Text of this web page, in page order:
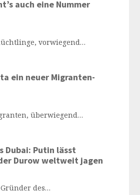
auch eine Nummer
vorwiegend…
ein neuer Migranten-
überwiegend…
Dubai: Putin lässt
Durow weltweit jagen
des…